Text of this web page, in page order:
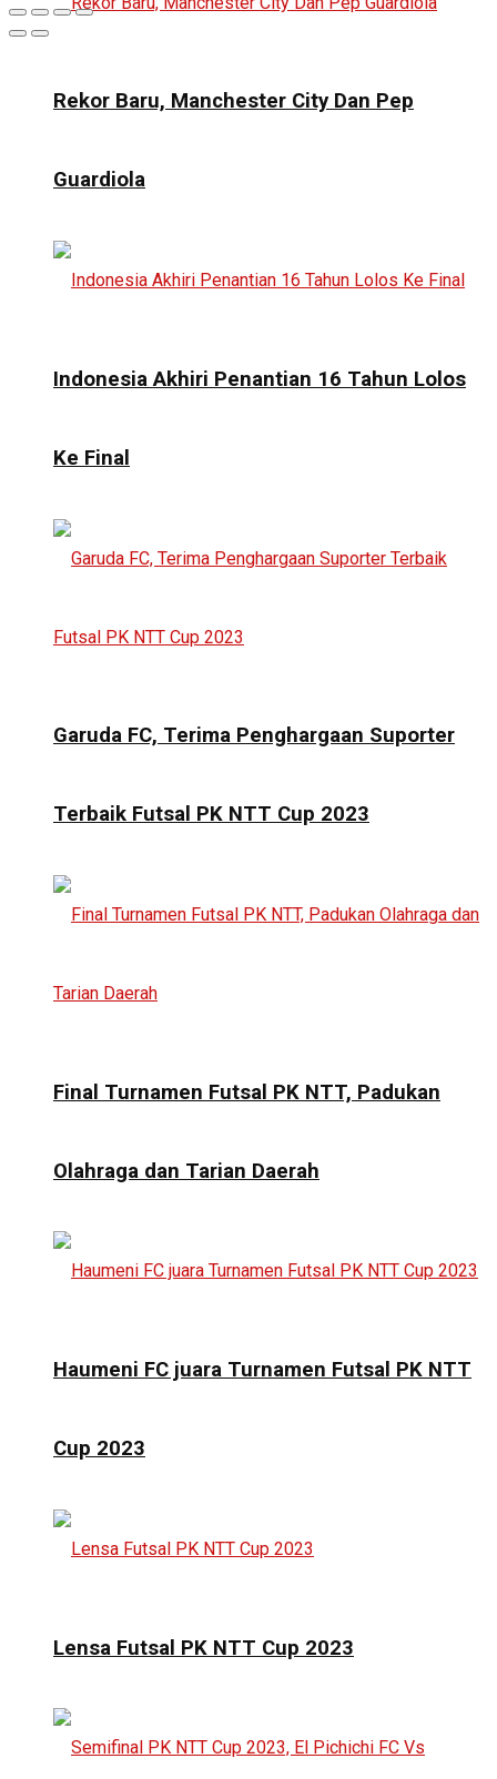
Rekor Baru, Manchester City Dan Pep
Guardiola
Indonesia Akhiri Penantian 16 Tahun Lolos
Ke Final
Garuda FC, Terima Penghargaan Suporter
Terbaik Futsal PK NTT Cup 2023
Final Turnamen Futsal PK NTT, Padukan
Olahraga dan Tarian Daerah
Haumeni FC juara Turnamen Futsal PK NTT
Cup 2023
Lensa Futsal PK NTT Cup 2023